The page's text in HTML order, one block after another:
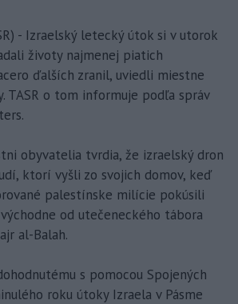
- Izraelský letecký útok si v utorok
životy najmenej piatich
ďalších zranil, uviedli miestne
TASR o tom informuje podľa správ
obyvatelia tvrdia, že izraelský dron
ktorí vyšli zo svojich domov, keď
palestínske milície pokúsili
od utečeneckého tábora
al-Balah.
s pomocou Spojených
roku útoky Izraela v Pásme